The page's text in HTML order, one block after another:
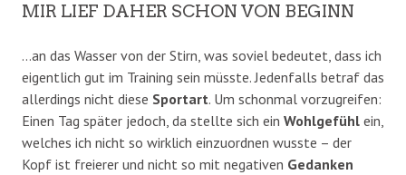
MIR LIEF DAHER SCHON VON BEGINN
…an das Wasser von der Stirn, was soviel bedeutet, dass ich
eigentlich gut im Training sein müsste. Jedenfalls betraf das
allerdings nicht diese Sportart. Um schonmal vorzugreifen:
Einen Tag später jedoch, da stellte sich ein Wohlgefühl ein,
welches ich nicht so wirklich einzuordnen wusste – der
Kopf ist freierer und nicht so mit negativen Gedanken